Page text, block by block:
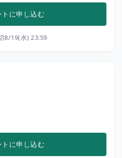
トに申し込む
8/19(水) 23:59
トに申し込む